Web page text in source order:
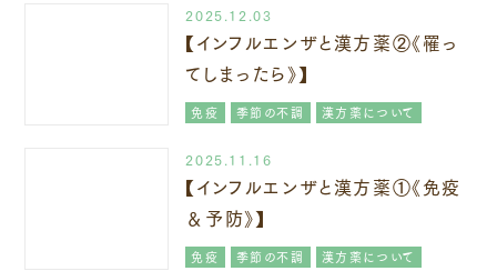
2025.12.03
【インフルエンザと漢方薬②《罹っ
てしまったら》】
免疫 季節の不調 漢方薬について
2025.11.16
【インフルエンザと漢方薬①《免疫
＆予防》】
免疫 季節の不調 漢方薬について